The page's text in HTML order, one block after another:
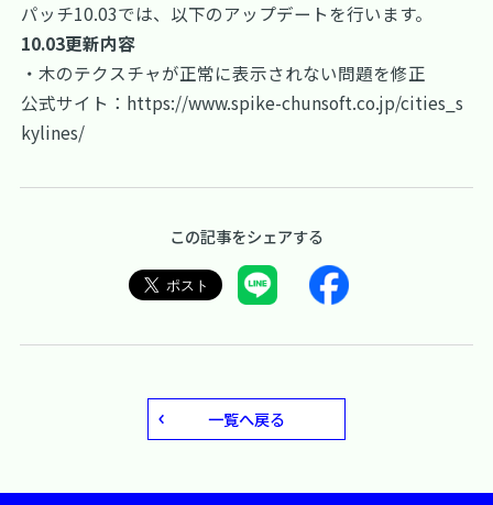
パッチ10.03では、以下のアップデートを行います。
10.03更新内容
・木のテクスチャが正常に表示されない問題を修正
公式サイト： https://www.spike-chunsoft.co.jp/cities_s
kylines/
この記事をシェアする
一覧へ戻る